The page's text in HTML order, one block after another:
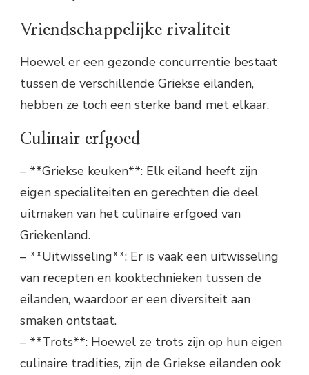
Vriendschappelijke rivaliteit
Hoewel er een gezonde concurrentie bestaat
tussen de verschillende Griekse eilanden,
hebben ze toch een sterke band met elkaar.
Culinair erfgoed
– **Griekse keuken**: Elk eiland heeft zijn
eigen specialiteiten en gerechten die deel
uitmaken van het culinaire erfgoed van
Griekenland.
– **Uitwisseling**: Er is vaak een uitwisseling
van recepten en kooktechnieken tussen de
eilanden, waardoor er een diversiteit aan
smaken ontstaat.
– **Trots**: Hoewel ze trots zijn op hun eigen
culinaire tradities, zijn de Griekse eilanden ook